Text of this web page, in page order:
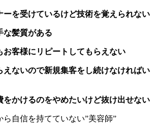
ーを受けているけど技術を覚えられない
な髪質がある
お客様にリピートしてもらえない
えないので新規集客をし続けなければい
をかけるのをやめたいけど抜け出せない
自信を持てていない”美容師”